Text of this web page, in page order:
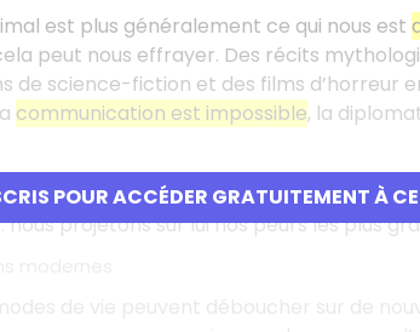
POUR ACCÉDER GRATUITEMENT À
est plus généralement ce qui nous est
peut nous effrayer. Des récits
de science-fiction et des films d’horreur
communication est impossible, la
et les études des mécanismes
nous projetons sur lui nos peurs les plus